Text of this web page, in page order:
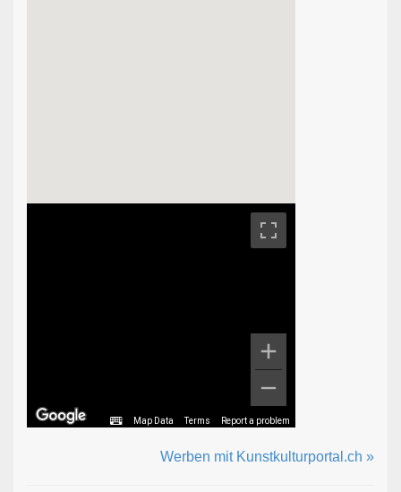
Map Data Terms Report a problem
Werben mit Kunstkulturportal.ch »